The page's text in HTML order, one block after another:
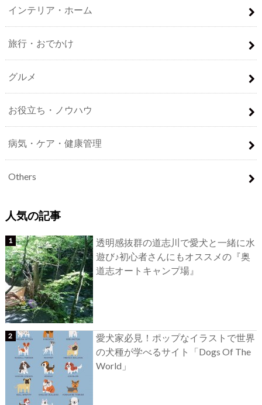
インテリア・ホーム
旅行・おでかけ
グルメ
お役立ち・ノウハウ
病気・ケア・健康管理
Others
人気の記事
透明感抜群の道志川で愛犬と一緒に水
遊び♪初心者さんにもオススメの『奥
道志オートキャンプ場』
愛犬家必見！ポップなイラストで世界
の犬種が学べるサイト「Dogs Of The
World」